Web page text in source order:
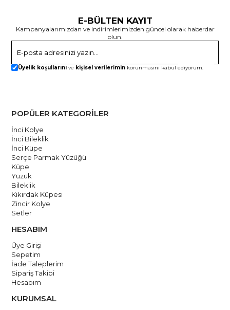
E-BÜLTEN KAYIT
Kampanyalarımızdan ve indirimlerimizden güncel olarak haberdar
olun.
Üyelik koşullarını ve kişisel verilerimin korunmasını kabul ediyorum.
POPÜLER KATEGORİLER
İnci Kolye
İnci Bileklik
İnci Küpe
Serçe Parmak Yüzüğü
Küpe
Yüzük
Bileklik
Kıkırdak Küpesi
Zincir Kolye
Setler
HESABIM
Üye Girişi
Sepetim
İade Taleplerim
Sipariş Takibi
Hesabım
KURUMSAL